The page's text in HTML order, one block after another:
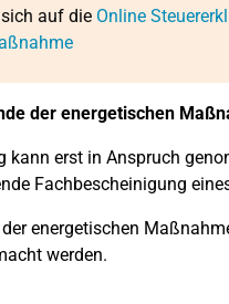
auf die Online
der energetischen
kann erst in Anspruch
Fachbescheinigung
energetischen
werden.